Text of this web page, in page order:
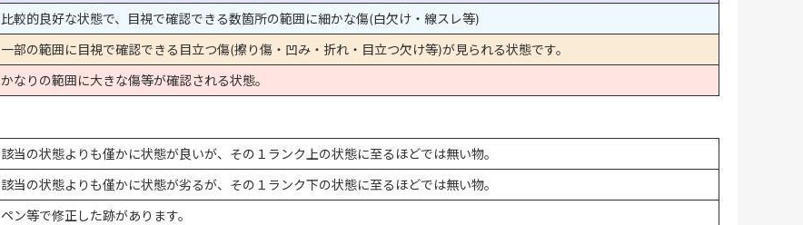
比較的良好な状態で、目視で確認できる数箇所の範囲に細かな傷(白欠け・線スレ等)
一部の範囲に目視で確認できる目立つ傷(擦り傷・凹み・折れ・目立つ欠け等)が見られる状態です。
かなりの範囲に大きな傷等が確認される状態。
該当の状態よりも僅かに状態が良いが、その１ランク上の状態に至るほどでは無い物。
該当の状態よりも僅かに状態が劣るが、その１ランク下の状態に至るほどでは無い物。
ペン等で修正した跡があります。